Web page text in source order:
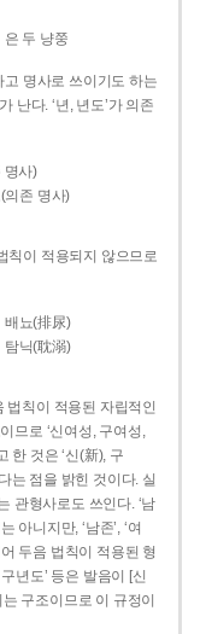
은 두 냥쭝
고 명사로 쓰이기도 하는
난다. ‘년, 년도’가 의존
명사)
의존 명사)
칙이 적용되지 않으므로
배뇨(排尿)
탐닉(耽溺)
법칙이 적용된 자립적인
므로 ‘신여성, 구여성,
한 것은 ‘신(新), 구
는 점을 밝힌 것이다. 실
관형사로도 쓰인다. ‘남
아니지만, ‘남존’, ‘여
어 두음 법칙이 적용된 형
년도’ 등은 발음이 [신
구조이므로 이 규정이